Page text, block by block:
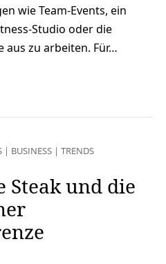
wie Team-Events, ein
Studio oder die
aus zu arbeiten. Für…
| BUSINESS | TRENDS
Steak und die